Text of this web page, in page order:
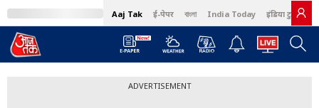
Aaj Tak ई-पेपर বাংলা India Today इंडिया टुडे हिंदी
ADVERTISEMENT